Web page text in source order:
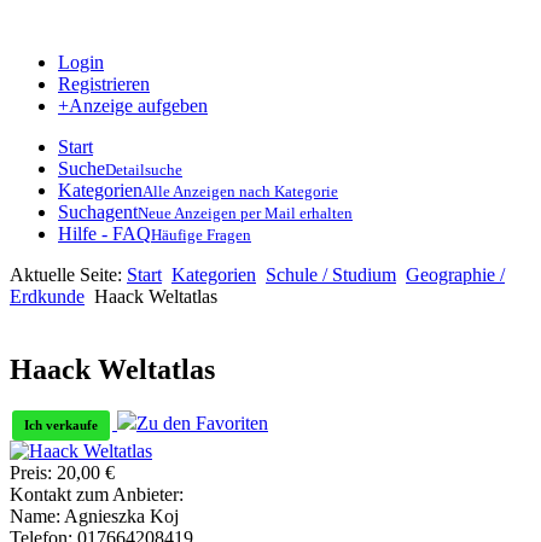
Login
Registrieren
+Anzeige aufgeben
Start
SucheDetailsuche
KategorienAlle Anzeigen nach Kategorie
SuchagentNeue Anzeigen per Mail erhalten
Hilfe - FAQHäufige Fragen
Aktuelle Seite: Start Kategorien Schule / Studium Geographie /
Erdkunde Haack Weltatlas
Haack Weltatlas
Ich verkaufe Zu den Favoriten
Preis: 20,00 €
Kontakt zum Anbieter:
Name: Agnieszka Koj
Telefon: 017664208419